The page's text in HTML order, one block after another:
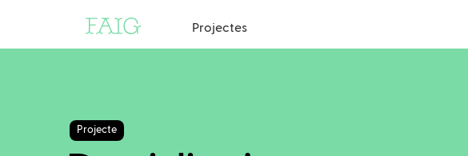
Projectes
Projecte